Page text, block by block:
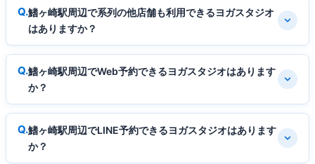
鰭ヶ崎駅周辺で系列の他店舗も利用できるヨガスタジオ
はありますか？
鰭ヶ崎駅周辺でWeb予約できるヨガスタジオはあります
か？
鰭ヶ崎駅周辺でLINE予約できるヨガスタジオはあります
か？